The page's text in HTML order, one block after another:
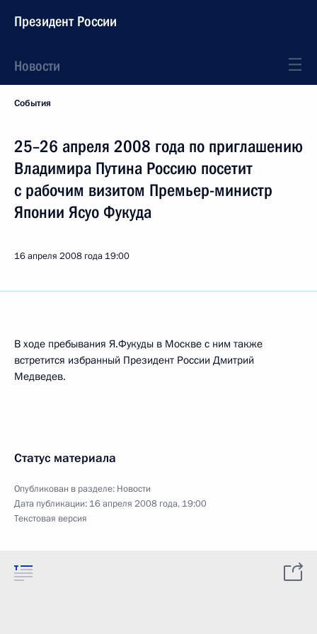
Президент России
Новости
События
25–26 апреля 2008 года по приглашению
Владимира Путина Россию посетит
с рабочим визитом Премьер-министр
Японии Ясуо Фукуда
16 апреля 2008 года 19:00
В ходе пребывания Я.Фукуды в Москве с ним также
встретится избранный Президент России Дмитрий
Медведев.
Статус материала
Опубликован в разделе: Новости
Дата публикации: 16 апреля 2008 года, 19:00
Текстовая версия